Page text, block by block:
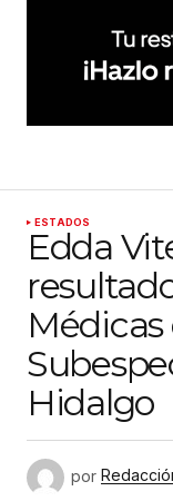
ESTADOS
Edda
Médicas
Hidalgo
por